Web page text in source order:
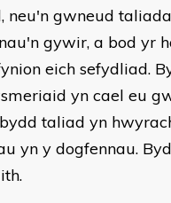
neu'n gwneud
gywir, a bod yr
eich sefydliad.
yn cael eu
taliad yn
yn y dogfennau.